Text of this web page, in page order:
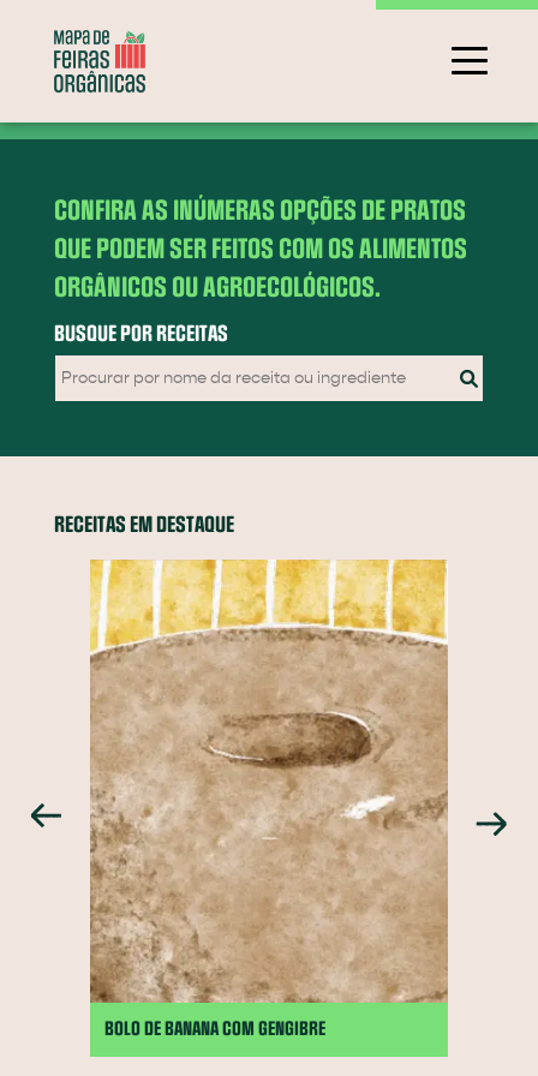
CONFIRA AS INÚMERAS OPÇÕES DE PRATOS
QUE PODEM SER FEITOS COM OS ALIMENTOS
ORGÂNICOS OU AGROECOLÓGICOS.
BUSQUE POR RECEITAS
RECEITAS EM DESTAQUE
BOLO DE BANANA COM GENGIBRE